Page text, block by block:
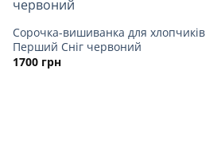
Сорочка-вишиванка для хлопчиків
Перший Сніг червоний
1700 грн